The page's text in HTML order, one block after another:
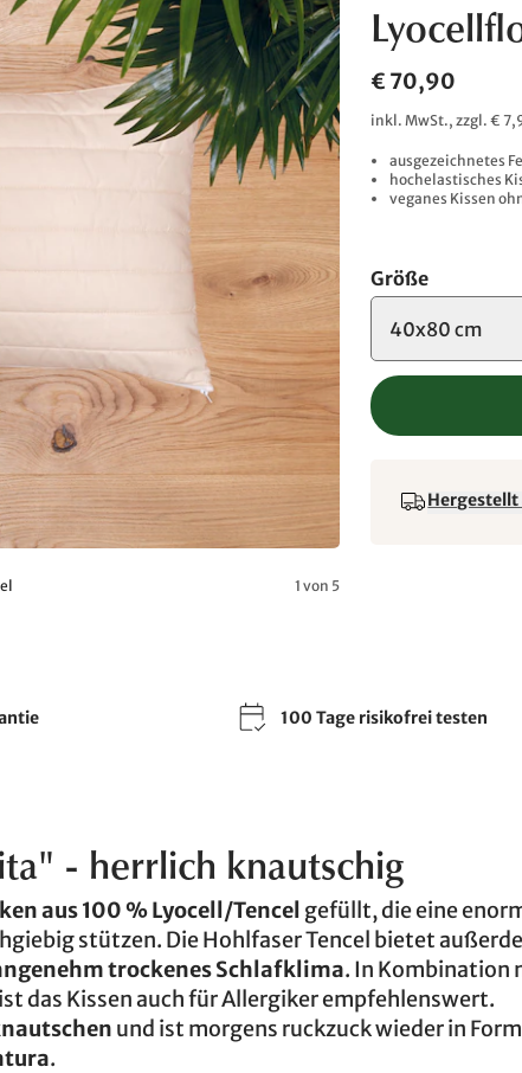
1 von 5
€ 70,90
inkl. MwSt., zzgl. €
ausgezeichnetes
hochelastisches
veganes Kissen
Größe
40x80 cm
Hergestellt
100 Tage risikofrei testen
- herrlich knautschig
aus 100 % Lyocell/Tencel gefüllt, die eine
stützen. Die Hohlfaser Tencel bietet
trockenes Schlafklima. In Kombination
das Kissen auch für Allergiker empfehlenswert.
und ist morgens ruckzuck wieder in Form
.